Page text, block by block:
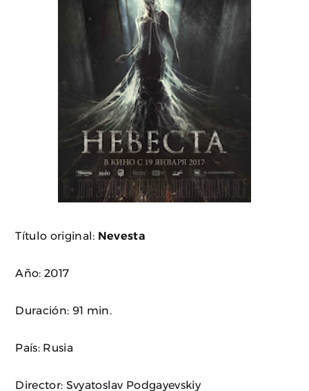
Título original: Nevesta
Año: 2017
Duración: 91 min.
País: Rusia
Director: Svyatoslav Podgayevskiy